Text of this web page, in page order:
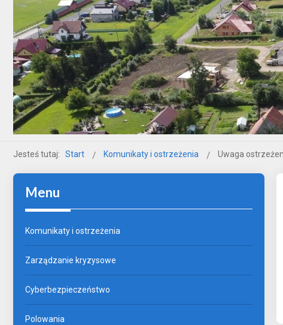
Jesteś tutaj: Start Komunikaty i ostrzeżenia Uwaga
Menu
Komunikaty i ostrzeżenia
Zarządzanie kryzysowe
Cyberbezpieczeństwo
Polowania